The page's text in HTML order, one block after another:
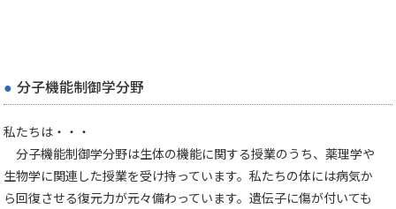
分子機能制御学分野
私たちは・・・
分子機能制御学分野は生体の機能に関する授業のうち、薬理学や
生物学に関連した授業を受け持っています。私たちの体には病気か
ら回復させる復元力が元々備わっています。遺伝子に傷が付いても